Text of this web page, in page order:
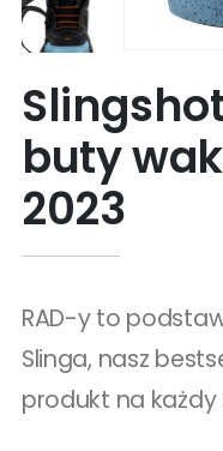
buty
2023
RAD-y to
Slinga, nasz
produkt na każdy